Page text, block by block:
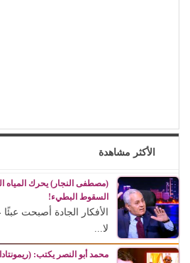
الأكثر مشاهدة
(مصطفى النجار) يحرك المياه
السقوط البطيء!
الأفكار الجادة أصبحت
لا...
محمد أبو النصر يكتب: